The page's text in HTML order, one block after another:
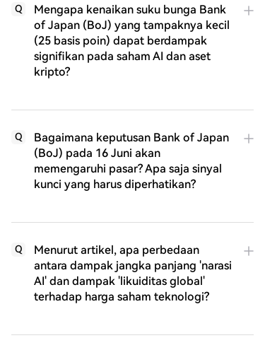
Q
Mengapa kenaikan suku bunga Bank
of Japan (BoJ) yang tampaknya kecil
(25 basis poin) dapat berdampak
signifikan pada saham AI dan aset
kripto?
Q
Bagaimana keputusan Bank of Japan
(BoJ) pada 16 Juni akan
memengaruhi pasar? Apa saja sinyal
kunci yang harus diperhatikan?
Q
Menurut artikel, apa perbedaan
antara dampak jangka panjang 'narasi
AI' dan dampak 'likuiditas global'
terhadap harga saham teknologi?